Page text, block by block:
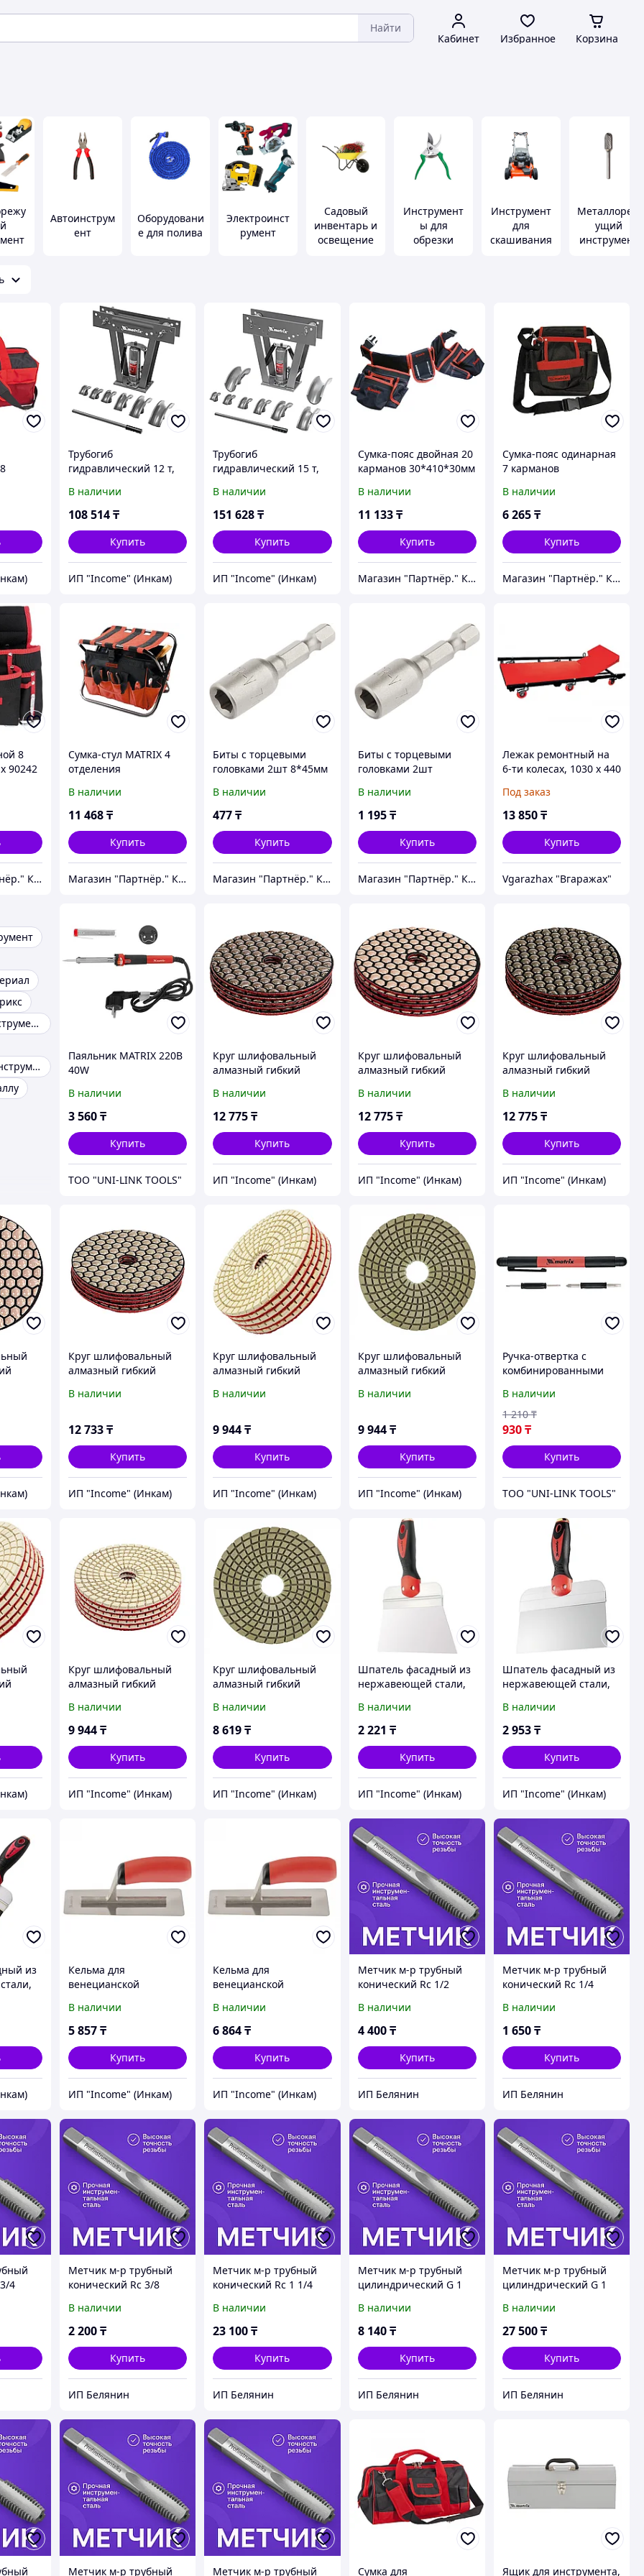
Найти
Кабинет Избранное Корзина
Автоинструм
ент
Оборудовани
е для полива
Электроинст
румент
Садовый
инвентарь и
освещение
Инструмент
ы для
обрезки
Инструмент
для
скашивания
Металлореж
ущий
инструмент
Трубогиб
гидравлический 12 т,
башмаками Matrix
В наличии
108 514₸
Купить
ИП "Income" (Инкам)
Трубогиб
гидравлический 15 т,
комплекте с
башмаками Matrix
В наличии
151 628₸
Купить
ИП "Income" (Инкам)
Сумка-пояс двойная 20
карманов 30*410*30мм
В наличии
11 133 ₸
Купить
Магазин "Партнёр." Крепеж и инструмент.
Сумка-пояс одинарная
7 карманов
90241
В наличии
6 265₸
Купить
Магазин "Партнёр." Крепеж и инструмент.
8
90242
Магазин "Партнёр." Крепеж и инструмент.
Сумка-стул MATRIX 4
отделения
90249
В наличии
11 468₸
Купить
Магазин "Партнёр." Крепеж и инструмент.
Биты с торцевыми
головками 2шт 8*45мм
В наличии
477₸
Купить
Магазин "Партнёр." Крепеж и инструмент.
Биты с торцевыми
головками 2шт
MATRIX 11791
В наличии
1 195 ₸
Купить
Магазин "Партнёр." Крепеж и инструмент.
Лежак ремонтный на
6-ти колесах, 1030 х 440
поднимающийся
подголовник MATRIX
Под заказ
13 850₸
Купить
Vgarazhax "Вгаражах"
Слесарный инструмент
Отделочный инструмент
Паяльник MATRIX 220В
40W
В наличии
3 560₸
Купить
ТОО "UNI-LINK TOOLS"
Круг шлифовальный
алмазный гибкий
P50, сухое
шлифование, 5 шт.
В наличии
12 775₸
Купить
ИП "Income" (Инкам)
Круг шлифовальный
алмазный гибкий
P100, сухое
шлифование, 5 шт.
В наличии
12 775 ₸
Купить
ИП "Income" (Инкам)
Круг шлифовальный
алмазный гибкий
P200, сухое
шлифование, 5 ш.
В наличии
12 775₸
Купить
ИП "Income" (Инкам)
Круг шлифовальный
алмазный гибкий
P3000, сухое
Matrix
В наличии
12 733₸
Купить
ИП "Income" (Инкам)
Круг шлифовальный
алмазный гибкий
P100, мокрое
Matrix
В наличии
9 944₸
Купить
ИП "Income" (Инкам)
Круг шлифовальный
алмазный гибкий
P200, мокрое
Matrix
В наличии
9 944 ₸
Купить
ИП "Income" (Инкам)
Ручка-отвертка с
комбинированными
работ PH0, PH000; SL
1.5, SL 3 CrV, Matrix
11598
В наличии
930₸
1 210 ₸
Купить
ТОО "UNI-LINK TOOLS"
Круг шлифовальный
алмазный гибкий
P1500, мокрое
шлифование, 5 шт.
В наличии
9 944₸
Купить
ИП "Income" (Инкам)
Круг шлифовальный
алмазный гибкий
P3000, мокрое
шлифование, 5 шт.
В наличии
8 619₸
Купить
ИП "Income" (Инкам)
Шпатель фасадный из
нержавеющей стали,
двухкомпонентная
ручка, широкое
В наличии
2 221 ₸
Купить
ИП "Income" (Инкам)
Шпатель фасадный из
нержавеющей стали,
двухкомпонентная
ручка, широкое
В наличии
2 953₸
Купить
ИП "Income" (Инкам)
из
Кельма для
венецианской
нержавеющая сталь,
200 х 80 мм,
ручка Matrix
В наличии
5 857₸
Купить
ИП "Income" (Инкам)
Кельма для
венецианской
нержавеющая сталь,
240 х 100 мм,
ручка Matrix
В наличии
6 864₸
Купить
ИП "Income" (Инкам)
Метчик м-р трубный
конический Rс 1/2
В наличии
4 400 ₸
Купить
ИП Белянин
Метчик м-р трубный
конический Rс 1/4
В наличии
1 650₸
Купить
ИП Белянин
4
Метчик м-р трубный
конический Rс 3/8
В наличии
2 200₸
Купить
ИП Белянин
Метчик м-р трубный
конический Rс 1 1/4
В наличии
23 100₸
Купить
ИП Белянин
Метчик м-р трубный
цилиндрический G 1
В наличии
8 140 ₸
Купить
ИП Белянин
Метчик м-р трубный
цилиндрический G 1
В наличии
27 500₸
Купить
ИП Белянин
Метчик м-р трубный Метчик м-р трубный Сумка для Ящик для инструмента,